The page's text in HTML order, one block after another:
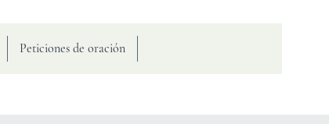
Peticiones de oración